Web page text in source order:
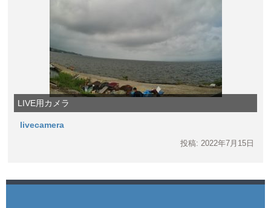
LIVE用カメラ
livecamera
投稿: 2022年7月15日